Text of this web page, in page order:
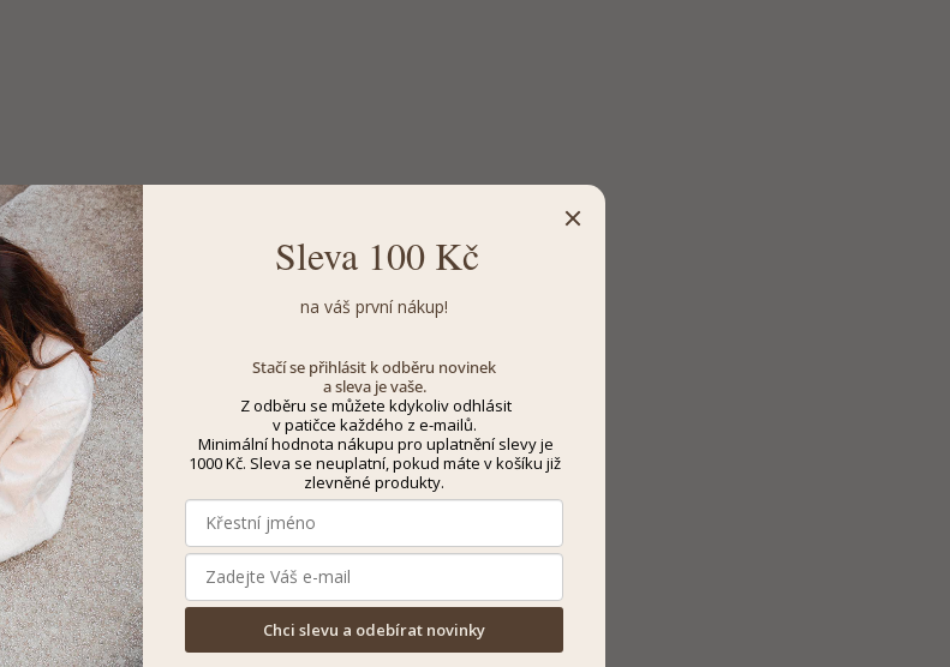
Sleva 100 Kč
na váš první nákup!
Stačí se přihlásit k odběru novinek
a sleva je vaše.
Z odběru se můžete kdykoliv odhlásit
v patičce každého z e-mailů.
Minimální hodnota nákupu pro uplatnění slevy je
1000 Kč. Sleva se neuplatní, pokud máte v košíku již
zlevněné produkty.
Chci slevu a odebírat novinky